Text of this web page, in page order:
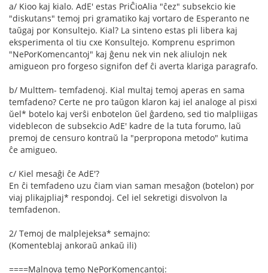
a/ Kioo kaj kialo. AdE' estas PriĈioAlia "ĉez" subsekcio kie
"diskutans" temoj pri gramatiko kaj vortaro de Esperanto ne
taŭgaj por Konsultejo. Kial? La sinteno estas pli libera kaj
eksperimenta ol tiu cxe Konsultejo. Komprenu esprimon
"NePorKomencantoj" kaj ĝenu nek vin nek aliulojn nek
amigueon pro forgeso signifon def ĉi averta klariga paragrafo.
b/ Multtem- temfadenoj. Kial multaj temoj aperas en sama
temfadeno? Certe ne pro taŭgon klaron kaj iel analoge al pisxi
ŭel* botelo kaj verŝi enbotelon ŭel ĝardeno, sed tio malpliigas
videblecon de subsekcio AdE' kadre de la tuta forumo, laŭ
premoj de censuro kontraŭ la "perpropona metodo" kutima
ĉe amigueo.
c/ Kiel mesaĝi ĉe AdE'?
En ĉi temfadeno uzu ĉiam vian saman mesaĝon (botelon) por
viaj plikajpliaj* respondoj. Cel iel sekretigi disvolvon la
temfadenon.
2/ Temoj de malplejeksa* semajno:
(Komenteblaj ankoraŭ ankaŭ ili)
====Malnova temo NePorKomencantoj: